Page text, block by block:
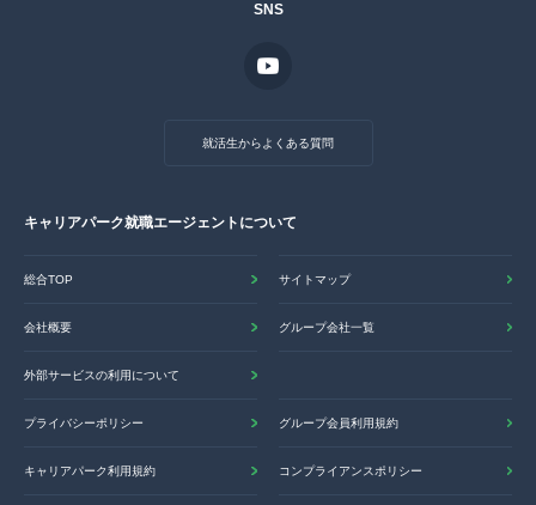
SNS
就活生からよくある質問
キャリアパーク就職エージェントについて
総合TOP サイトマップ
会社概要 グループ会社一覧
外部サービスの利用について
プライバシーポリシー グループ会員利用規約
キャリアパーク利用規約 コンプライアンスポリシー